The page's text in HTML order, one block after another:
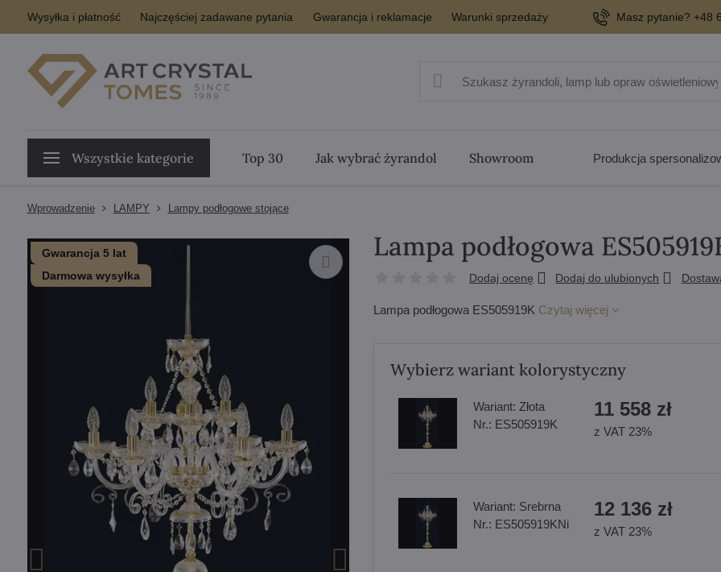
Wysyłka i płatność Najczęściej zadawane pytania Gwarancja i reklamacje Warunki sprzedaży Masz pytanie? +48
Wszystkie kategorie Top 30 Jak wybrać żyrandol Showroom Produkcja
Wprowadzenie LAMPY Lampy podłogowe stojące
Gwarancja 5 lat
Darmowa wysyłka
Lampa podłogowa
Dodaj ocenę Dodaj do ulubionych
Lampa podłogowa ES505919K Czytaj więcej
Wybierz wariant kolorystyczny
Wariant: Złota
Nr.: ES505919K
11 558 zł
z VAT 23%
Wariant: Srebrna
Nr.: ES505919KNi
12 136 zł
z VAT 23%